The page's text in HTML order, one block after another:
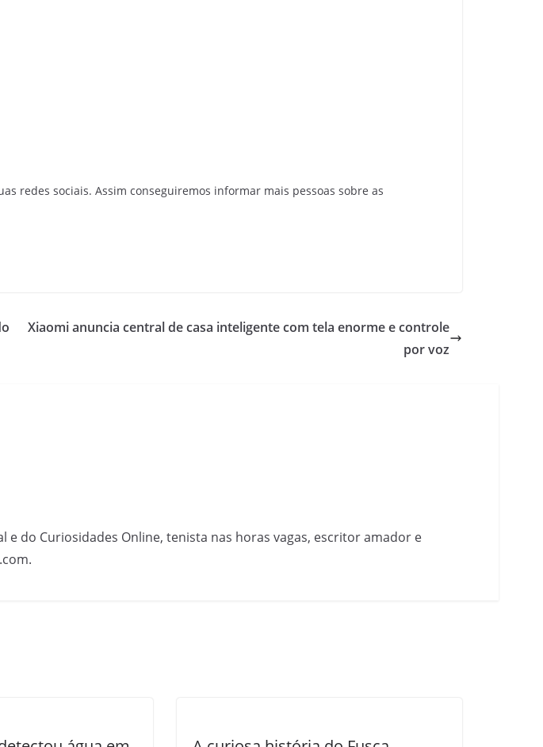
redes sociais. Assim conseguiremos informar mais pessoas sobre as
Xiaomi anuncia central de casa inteligente com tela enorme e controle
por voz
e do Curiosidades Online, tenista nas horas vagas, escritor amador e